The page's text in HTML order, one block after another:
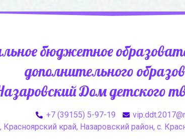
бюджетное
дополнительного
Дом детского
+7 (39155) 5-97-19
Красноярский край, Назаровский район, с.